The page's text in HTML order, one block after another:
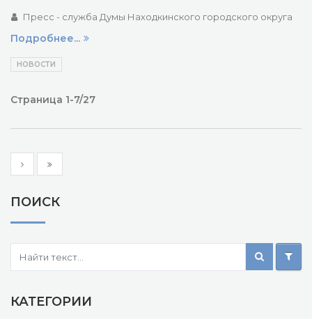
Пресс - служба Думы Находкинского городского округа
Подробнее...
НОВОСТИ
Страница 1-7/27
ПОИСК
КАТЕГОРИИ